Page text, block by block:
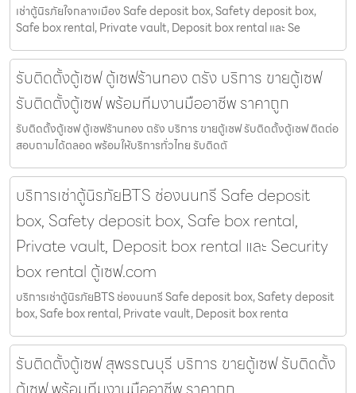
เช่าตู้นิรภัยใจกลางเมือง Safe deposit box, Safety deposit box,
Safe box rental, Private vault, Deposit box rental และ Se
รับติดตั้งตู้เซฟ ตู้เซฟร้านทอง ตรัง บริการ ขายตู้เซฟ
รับติดตั้งตู้เซฟ พร้อมทีมงานมืออาชีพ ราคาถูก
รับติดตั้งตู้เซฟ ตู้เซฟร้านทอง ตรัง บริการ ขายตู้เซฟ รับติดตั้งตู้เซฟ ติดต่อ
สอบถามได้ตลอด พร้อมให้บริการทั่วไทย รับติดตั
บริการเช่าตู้นิรภัยBTS ช่องนนทรี Safe deposit
box, Safety deposit box, Safe box rental,
Private vault, Deposit box rental และ Security
box rental ตู้เซฟ.com
บริการเช่าตู้นิรภัยBTS ช่องนนทรี Safe deposit box, Safety deposit
box, Safe box rental, Private vault, Deposit box renta
รับติดตั้งตู้เซฟ สุพรรณบุรี บริการ ขายตู้เซฟ รับติดตั้ง